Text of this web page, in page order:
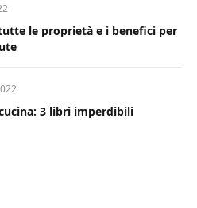
le proprietà e i benefici per
3 libri imperdibili